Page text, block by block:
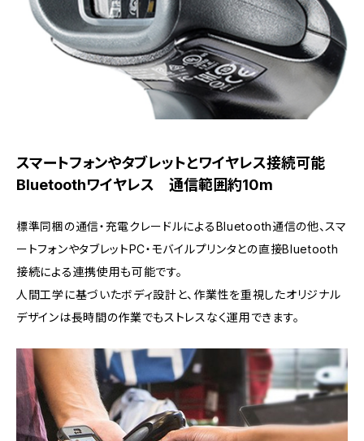
スマートフォンやタブレットとワイヤレス接続可能
Bluetoothワイヤレス 通信範囲約10m
標準同梱の通信・充電クレードルによるBluetooth通信の他、スマ
ートフォンやタブレットPC・モバイルプリンタとの直接Bluetooth
接続による連携使用も可能です。
人間工学に基づいたボディ設計と、作業性を重視したオリジナル
デザインは長時間の作業でもストレスなく運用できます。